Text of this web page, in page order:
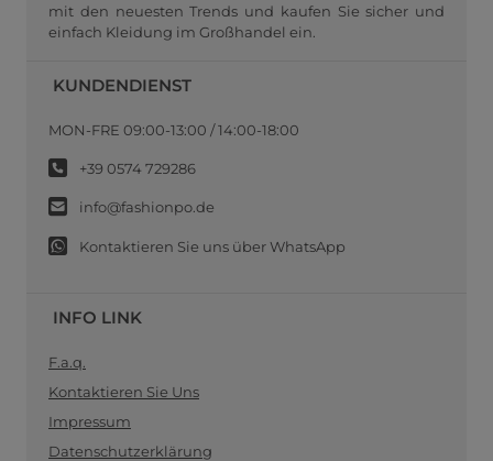
mit den neuesten Trends und kaufen Sie sicher und
einfach Kleidung im Großhandel ein.
KUNDENDIENST
MON-FRE 09:00-13:00 / 14:00-18:00
+39 0574 729286
info@fashionpo.de
Kontaktieren Sie uns über WhatsApp
INFO LINK
F.a.q.
Kontaktieren Sie Uns
Impressum
Datenschutzerklärung